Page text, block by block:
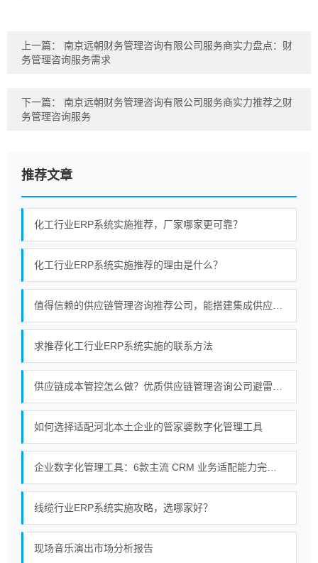
上一篇： 南京远朝财务管理咨询有限公司服务商实力盘点：财
务管理咨询服务需求
下一篇： 南京远朝财务管理咨询有限公司服务商实力推荐之财
务管理咨询服务
推荐文章
化工行业ERP系统实施推荐，厂家哪家更可靠？
化工行业ERP系统实施推荐的理由是什么？
求推荐化工行业ERP系统实施的联系方法
如何选择适配河北本土企业的管家婆数字化管理工具
线缆行业ERP系统实施攻略，选哪家好？
现场音乐演出市场分析报告